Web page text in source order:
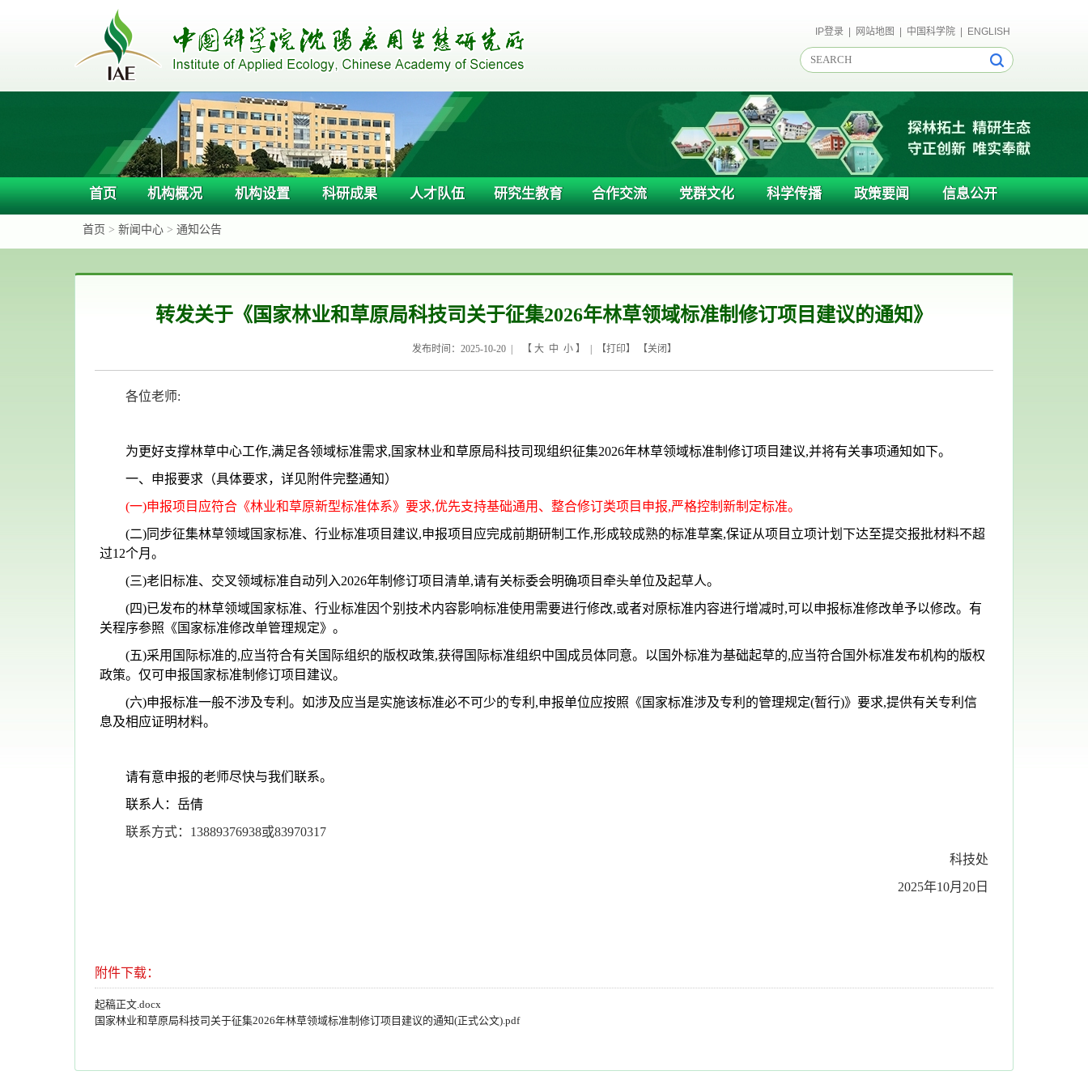
IP登录| 网站地图 中国科学院| ENGLISH
首页 机构概况 机构设置 科研成果 人才队伍 研究生教育 合作交流 党群文化 科学传播 政策要闻 信息公开
首页 > 新闻中心 > 通知公告
转发关于《国家林业和草原局科技司关于征集2026年林草领域标准制修订项目建议的通知》
发布时间：2025-10-20 | 【 大 中 小】 | 【打印】 【关闭 】
各位老师:
为更好支撑林草中心工作,满足各领域标准需求,国家林业和草原局科技司现组织征集2026年林草领域标准制修订项目建议,并将有关事项通知如下。
一、申报要求（具体要求，详见附件完整通知）
(一)申报项目应符合《林业和草原新型标准体系》要求,优先支持基础通用、整合修订类项目申报,严格控制新制定标准。
(二)同步征集林草领域国家标准、行业标准项目建议,申报项目应完成前期研制工作,形成较成熟的标准草案,保证从项目立项计划下达至提交报批材料不超
过12个月。
(三)老旧标准、交叉领域标准自动列入2026年制修订项目清单,请有关标委会明确项目牵头单位及起草人。
(四)已发布的林草领域国家标准、行业标准因个别技术内容影响标准使用需要进行修改,或者对原标准内容进行增减时,可以申报标准修改单予以修改。有
关程序参照《国家标准修改单管理规定》。
(五)采用国际标准的,应当符合有关国际组织的版权政策,获得国际标准组织中国成员体同意。以国外标准为基础起草的,应当符合国外标准发布机构的版权
政策。仅可申报国家标准制修订项目建议。
(六)申报标准一般不涉及专利。如涉及应当是实施该标准必不可少的专利,申报单位应按照《国家标准涉及专利的管理规定(暂行)》要求,提供有关专利信
息及相应证明材料。
请有意申报的老师尽快与我们联系。
联系人：岳倩
联系方式：13889376938或83970317
科技处
2025年10月20日
附件下载：
起稿正文.docx
国家林业和草原局科技司关于征集2026年林草领域标准制修订项目建议的通知(正式公文).pdf